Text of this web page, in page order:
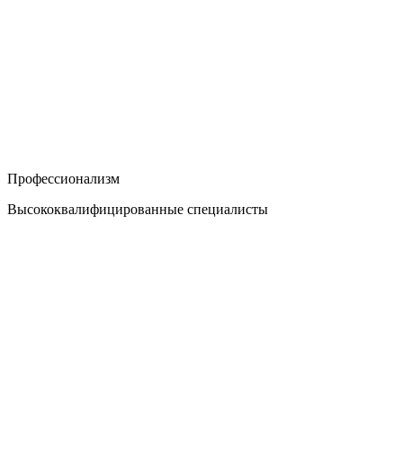
Профессионализм
Высококвалифицированные специалисты